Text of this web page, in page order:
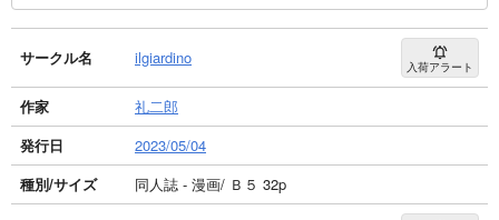
サークル名 ilgiardino 入荷アラート
作家
礼二郎
発行日
2023/05/04
種別/サイズ
同人誌 - 漫画/ Ｂ５ 32p